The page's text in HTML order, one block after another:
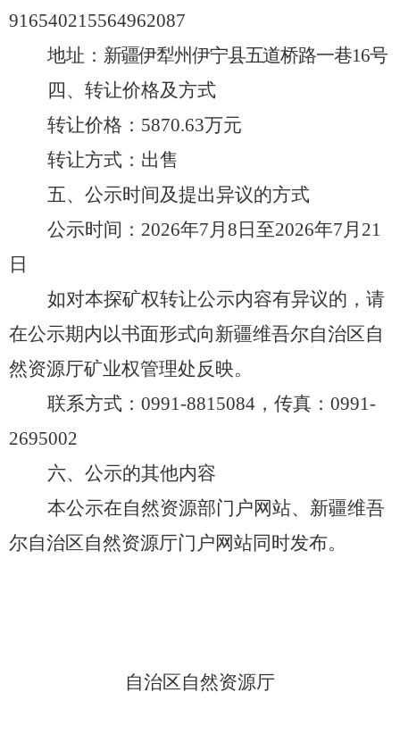
916540215564962087
地址 ： 新疆伊犁州伊宁县五道桥路一巷16号
四、转让价格及方式
转让价格： 5870.63万元
转让方式： 出售
五、公示时间及提出异议的方式
公示时间： 2026年7月 8 日至2026年7月 21
日
如对本探矿权转让公示内容有异议的，请
在公示期内以书面形式向新疆维吾尔自治区自
然资源厅矿业权管理处反映。
联系方式： 0991-8815084，传真：0991-
2695002
六、公示的其他内容
本公示在自然资源部门户网站、新疆维吾
尔自治区自然资源厅门户网站同时发布。
自治区自然资源厅